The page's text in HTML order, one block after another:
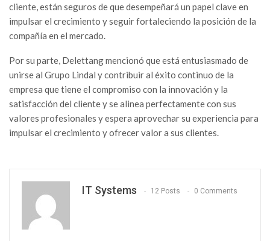
cliente, están seguros de que desempeñará un papel clave en
impulsar el crecimiento y seguir fortaleciendo la posición de la
compañía en el mercado.
Por su parte, Delettang mencionó que está entusiasmado de
unirse al Grupo Lindal y contribuir al éxito continuo de la
empresa que tiene el compromiso con la innovación y la
satisfacción del cliente y se alinea perfectamente con sus
valores profesionales y espera aprovechar su experiencia para
impulsar el crecimiento y ofrecer valor a sus clientes.
IT Systems 12 Posts 0 Comments